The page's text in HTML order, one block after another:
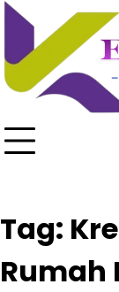
Skip
content
Tag:
Rumah